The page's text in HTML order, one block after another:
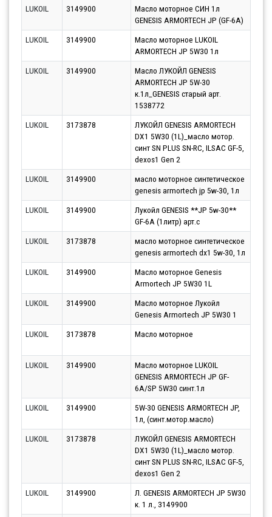
LUKOIL
3149900
Масло моторное СИН 1л
GENESIS ARMORTECH JP (GF-6A)
LUKOIL
3149900
Масло моторное LUKOIL
ARMORTECH JP 5W30 1л
LUKOIL
3149900
Масло ЛУКОЙЛ GENESIS
ARMORTECH JP 5W-30
к.1л_GENESIS старый арт.
1538772
LUKOIL 3173878
ЛУКОЙЛ GENESIS ARMORTECH
DX1 5W30 (1L)_масло мотор.
синт SN PLUS SN-RC, ILSAC GF-5,
dexos1 Gen 2
LUKOIL 3149900
масло моторное синтетическое
genesis armortech jp 5w-30, 1л
LUKOIL
3149900
Лукойл GENESIS **JP 5w-30**
GF-6A (1литр) арт.c
LUKOIL
3173878
масло моторное синтетическое
genesis armortech dx1 5w-30, 1л
LUKOIL
3149900
Масло моторное Genesis
Armortech JP 5W30 1L
LUKOIL
3149900
Масло моторное Лукойл
Genesis Armortech JP 5W30 1
LUKOIL
3173878 Масло моторное
LUKOIL
3149900
Масло моторное LUKOIL
GENESIS ARMORTECH JP GF-
6A/SP 5W30 синт.1л
LUKOIL 3149900
5W-30 GENESIS ARMORTECH JP,
1л, (синт.мотор.масло)
LUKOIL
3173878
ЛУКОЙЛ GENESIS ARMORTECH
DX1 5W30 (1L)_масло мотор.
синт SN PLUS SN-RC, ILSAC GF-5,
dexos1 Gen 2
LUKOIL 3149900
Л. GENESIS ARMORTECH JP 5W30
к. 1 л., 3149900